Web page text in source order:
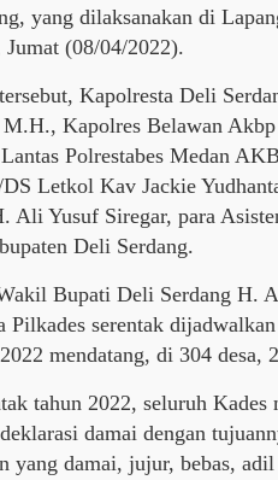
yang dilaksanakan di
(08/04/2022).
Kapolresta Deli
Kapolres Belawan
Polrestabes Medan
Letkol Kav Jackie
Ali Yusuf Siregar, para
Deli Serdang.
Bupati Deli Serdang H.
serentak
mendatang, di 304 desa,
tahun 2022, seluruh Kades
damai dengan
yang damai, jujur, bebas, adil